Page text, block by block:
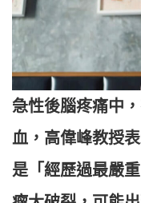
急性後腦疼痛中
血，高偉峰教授
是「經歷過最嚴